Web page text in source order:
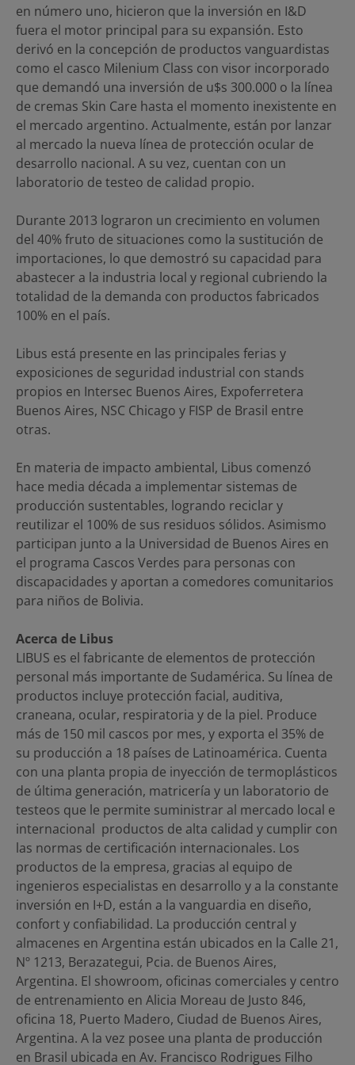
en número uno, hicieron que la inversión en I&D
fuera el motor principal para su expansión. Esto
derivó en la concepción de productos vanguardistas
como el casco Milenium Class con visor incorporado
que demandó una inversión de u$s 300.000 o la línea
de cremas Skin Care hasta el momento inexistente en
el mercado argentino. Actualmente, están por lanzar
al mercado la nueva línea de protección ocular de
desarrollo nacional. A su vez, cuentan con un
laboratorio de testeo de calidad propio.
Durante 2013 lograron un crecimiento en volumen
del 40% fruto de situaciones como la sustitución de
importaciones, lo que demostró su capacidad para
abastecer a la industria local y regional cubriendo la
totalidad de la demanda con productos fabricados
100% en el país.
Libus está presente en las principales ferias y
exposiciones de seguridad industrial con stands
propios en Intersec Buenos Aires, Expoferretera
Buenos Aires, NSC Chicago y FISP de Brasil entre
otras.
En materia de impacto ambiental, Libus comenzó
hace media década a implementar sistemas de
producción sustentables, logrando reciclar y
reutilizar el 100% de sus residuos sólidos. Asimismo
participan junto a la Universidad de Buenos Aires en
el programa Cascos Verdes para personas con
discapacidades y aportan a comedores comunitarios
para niños de Bolivia.
Acerca de Libus
LIBUS es el fabricante de elementos de protección
personal más importante de Sudamérica. Su línea de
productos incluye protección facial, auditiva,
craneana, ocular, respiratoria y de la piel. Produce
más de 150 mil cascos por mes, y exporta el 35% de
su producción a 18 países de Latinoamérica. Cuenta
con una planta propia de inyección de termoplásticos
de última generación, matricería y un laboratorio de
testeos que le permite suministrar al mercado local e
internacional productos de alta calidad y cumplir con
las normas de certificación internacionales. Los
productos de la empresa, gracias al equipo de
ingenieros especialistas en desarrollo y a la constante
inversión en I+D, están a la vanguardia en diseño,
confort y confiabilidad. La producción central y
almacenes en Argentina están ubicados en la Calle 21,
Nº 1213, Berazategui, Pcia. de Buenos Aires,
Argentina. El showroom, oficinas comerciales y centro
de entrenamiento en Alicia Moreau de Justo 846,
oficina 18, Puerto Madero, Ciudad de Buenos Aires,
Argentina. A la vez posee una planta de producción
en Brasil ubicada en Av. Francisco Rodrigues Filho